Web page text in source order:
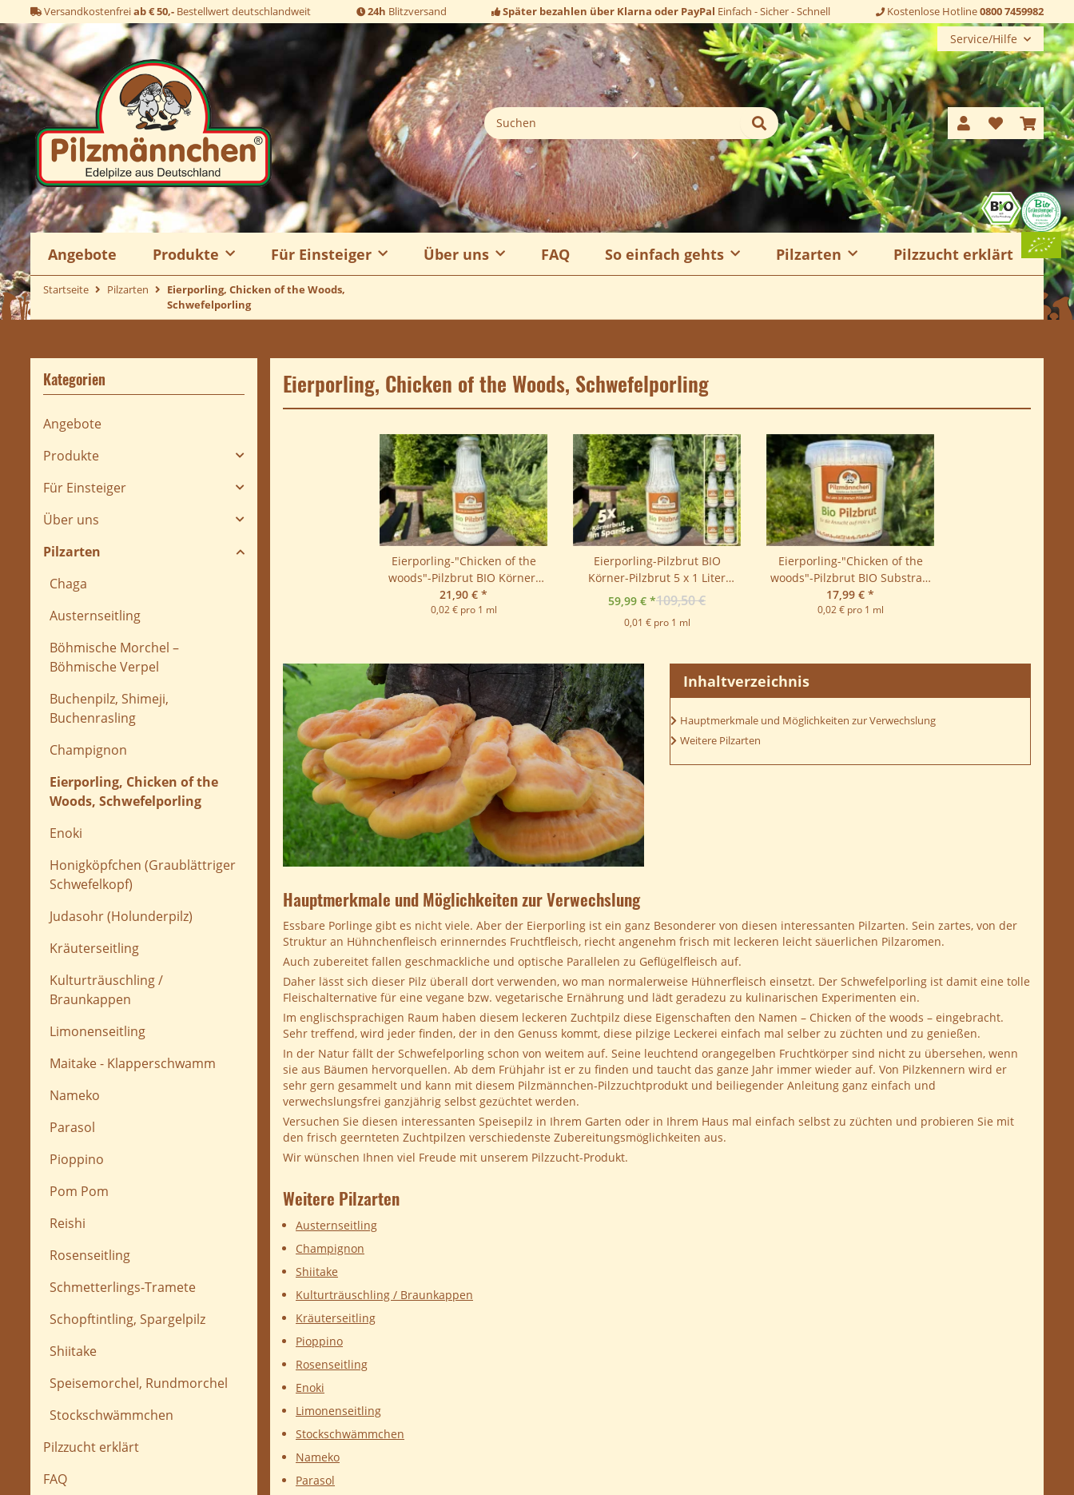
Versandkostenfreiab € 50,- Bestellwert deutschlandweit 24h Blitzversand Später bezahlen über Klarna oder PayPal Einfach - Sicher - Schnell Kostenlose Hotline0800 7459982
Service/Hilfe
Angebote Produkte Für Einsteiger Über uns FAQ So einfach gehts Pilzarten Pilzzucht erklärt
Startseite Pilzarten
Eierporling, Chicken of the Woods,
Schwefelporling
Eierporling, Chicken of the Woods, Schwefelporling
Eierporling-"Chicken of the
woods"-Pilzbrut BIO Körner-
Pilzbrut 1 Liter
21,90 € *
0,02 € pro 1 ml
Eierporling-Pilzbrut BIO
Körner-Pilzbrut 5 x 1 Liter
sortenrein
59,99 € *109,50 €
0,01 € pro 1 ml
Eierporling-"Chicken of the
woods"-Pilzbrut BIO Substrat-
Pilzbrut 1 Liter
17,99 € *
0,02 € pro 1 ml
Inhaltverzeichnis
Hauptmerkmale und Möglichkeiten zur Verwechslung
Weitere Pilzarten
Hauptmerkmale und Möglichkeiten zur Verwechslung
Essbare Porlinge gibt es nicht viele. Aber der Eierporling ist ein ganz Besonderer von diesen interessanten Pilzarten. Sein zartes, von der
Struktur an Hühnchenfleisch erinnerndes Fruchtfleisch, riecht angenehm frisch mit leckeren leicht säuerlichen Pilzaromen.
Auch zubereitet fallen geschmackliche und optische Parallelen zu Geflügelfleisch auf.
Daher lässt sich dieser Pilz überall dort verwenden, wo man normalerweise Hühnerfleisch einsetzt. Der Schwefelporling ist damit eine tolle
Fleischalternative für eine vegane bzw. vegetarische Ernährung und lädt geradezu zu kulinarischen Experimenten ein.
Im englischsprachigen Raum haben diesem leckeren Zuchtpilz diese Eigenschaften den Namen – Chicken of the woods – eingebracht.
Sehr treffend, wird jeder finden, der in den Genuss kommt, diese pilzige Leckerei einfach mal selber zu züchten und zu genießen.
In der Natur fällt der Schwefelporling schon von weitem auf. Seine leuchtend orangegelben Fruchtkörper sind nicht zu übersehen, wenn
sie aus Bäumen hervorquellen. Ab dem Frühjahr ist er zu finden und taucht das ganze Jahr immer wieder auf. Von Pilzkennern wird er
sehr gern gesammelt und kann mit diesem Pilzmännchen-Pilzzuchtprodukt und beiliegender Anleitung ganz einfach und
verwechslungsfrei ganzjährig selbst gezüchtet werden.
Versuchen Sie diesen interessanten Speisepilz in Ihrem Garten oder in Ihrem Haus mal einfach selbst zu züchten und probieren Sie mit
den frisch geernteten Zuchtpilzen verschiedenste Zubereitungsmöglichkeiten aus.
Wir wünschen Ihnen viel Freude mit unserem Pilzzucht-Produkt.
Weitere Pilzarten
Austernseitling
Champignon
Shiitake
Kulturträuschling / Braunkappen
Kräuterseitling
Pioppino
Rosenseitling
Enoki
Limonenseitling
Stockschwämmchen
Nameko
Parasol
Kategorien
Angebote
Produkte
Für Einsteiger
Über uns
Pilzarten
Chaga
Austernseitling
Böhmische Morchel –
Böhmische Verpel
Buchenpilz, Shimeji,
Buchenrasling
Champignon
Eierporling, Chicken of the
Woods, Schwefelporling
Enoki
Honigköpfchen (Graublättriger
Schwefelkopf)
Judasohr (Holunderpilz)
Kräuterseitling
Kulturträuschling /
Braunkappen
Limonenseitling
Maitake - Klapperschwamm
Nameko
Parasol
Pioppino
Pom Pom
Reishi
Rosenseitling
Schmetterlings-Tramete
Schopftintling, Spargelpilz
Shiitake
Speisemorchel, Rundmorchel
Stockschwämmchen
Pilzzucht erklärt
FAQ